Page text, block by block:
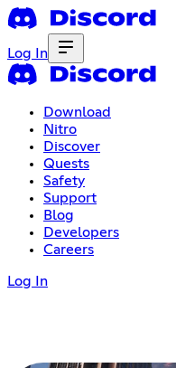
Log In
Download
Nitro
Discover
Quests
Safety
Support
Blog
Developers
Careers
Log In